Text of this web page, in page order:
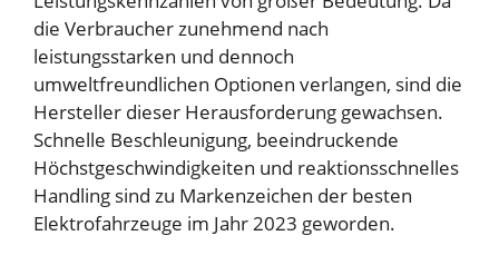
die Verbraucher zunehmend nach
leistungsstarken und dennoch
umweltfreundlichen Optionen verlangen, sind die
Hersteller dieser Herausforderung gewachsen.
Schnelle Beschleunigung, beeindruckende
Höchstgeschwindigkeiten und reaktionsschnelles
Handling sind zu Markenzeichen der besten
Elektrofahrzeuge im Jahr 2023 geworden.